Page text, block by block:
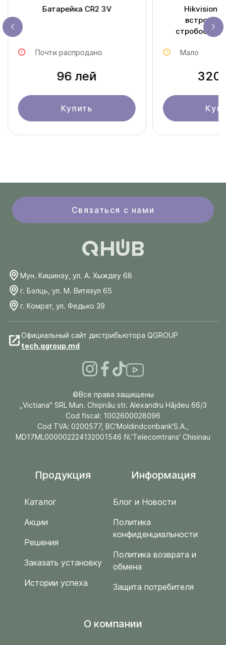
Батарейка CR2 3V
Почти распродано
96 лей
Купить
Hikvision
Мало
320
Связаться с нами
Мун. Кишинэу, ул. А. Хыждеу 68
г. Бэлць, ул. М. Витязул 65
г. Комрат, ул. Федько 39
Официальный сайт дистрибьютора QGROUP
tech.qgroup.md
©Все права защищены
„Victiana" SRL Mun. Chişinău str. Alexandru Hâjdeu 66/3
Cod fiscal: 1002600028096
Cod TVA: 0200577, BC'Moldindconbank'S.A.,
MD17ML000002224132001546 fil.'Telecomtrans' Chisinau
Продукция
Каталог
Акции
Решения
Заказать установку
Истории успеха
Информация
Блог и Новости
Политика
конфиденциальности
Политика возврата и
обмена
Защита потребителя
O компании